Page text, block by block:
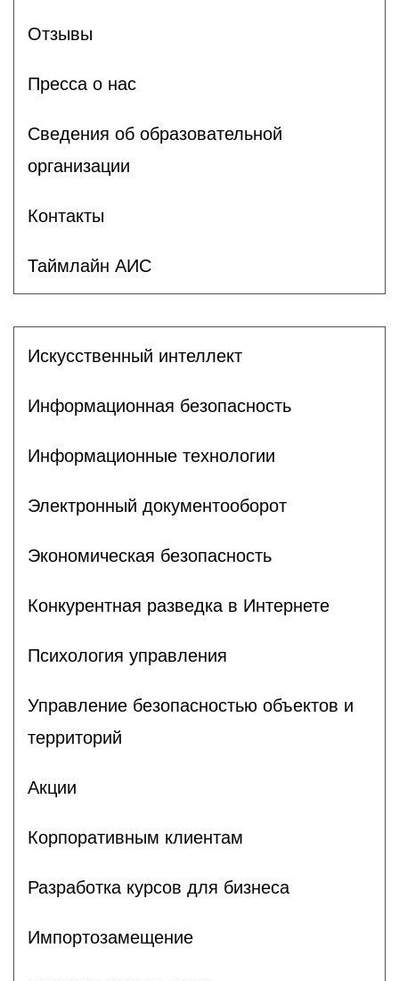
Отзывы
Пресса о нас
Сведения об образовательной
организации
Контакты
Таймлайн АИС
Искусственный интеллект
Информационная безопасность
Информационные технологии
Электронный документооборот
Экономическая безопасность
Конкурентная разведка в Интернете
Психология управления
Управление безопасностью объектов и
территорий
Акции
Корпоративным клиентам
Разработка курсов для бизнеса
Импортозамещение